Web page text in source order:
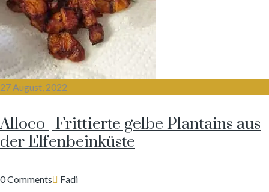
27 August, 2022
Alloco | Frittierte gelbe Plantains aus
der Elfenbeinküste
0 Comments Author
Fadi